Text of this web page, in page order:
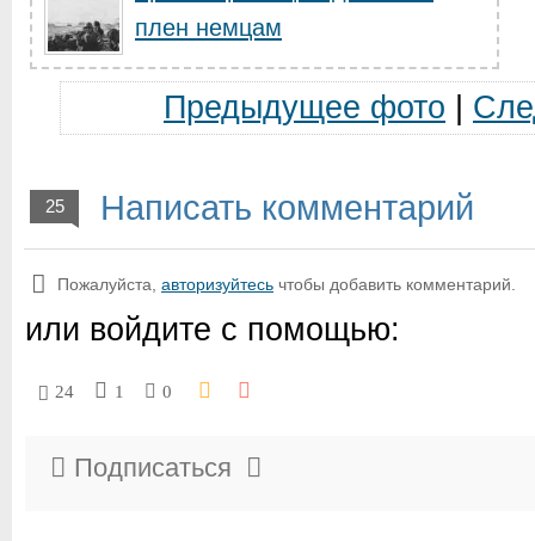
плен немцам
Предыдущее фото
25 Написать комментарий
Пожалуйста, авторизуйтесь чтобы добавить комментарий.
или войдите с помощью:
24 1 0
Подписаться